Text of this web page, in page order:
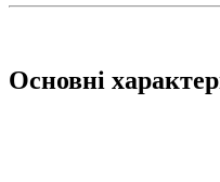
Основні